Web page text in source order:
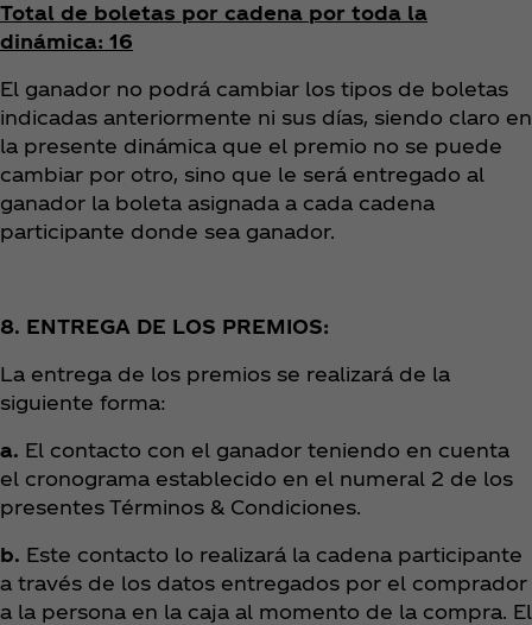
Total de boletas por cadena por toda la
dinámica: 16
El ganador no podrá cambiar los tipos de boletas
indicadas anteriormente ni sus días, siendo claro en
la presente dinámica que el premio no se puede
cambiar por otro, sino que le será entregado al
ganador la boleta asignada a cada cadena
participante donde sea ganador.
8. ENTREGA DE LOS PREMIOS:
La entrega de los premios se realizará de la
siguiente forma:
a. El contacto con el ganador teniendo en cuenta
el cronograma establecido en el numeral 2 de los
presentes Términos & Condiciones.
b. Este contacto lo realizará la cadena participante
a través de los datos entregados por el comprador
a la persona en la caja al momento de la compra. El